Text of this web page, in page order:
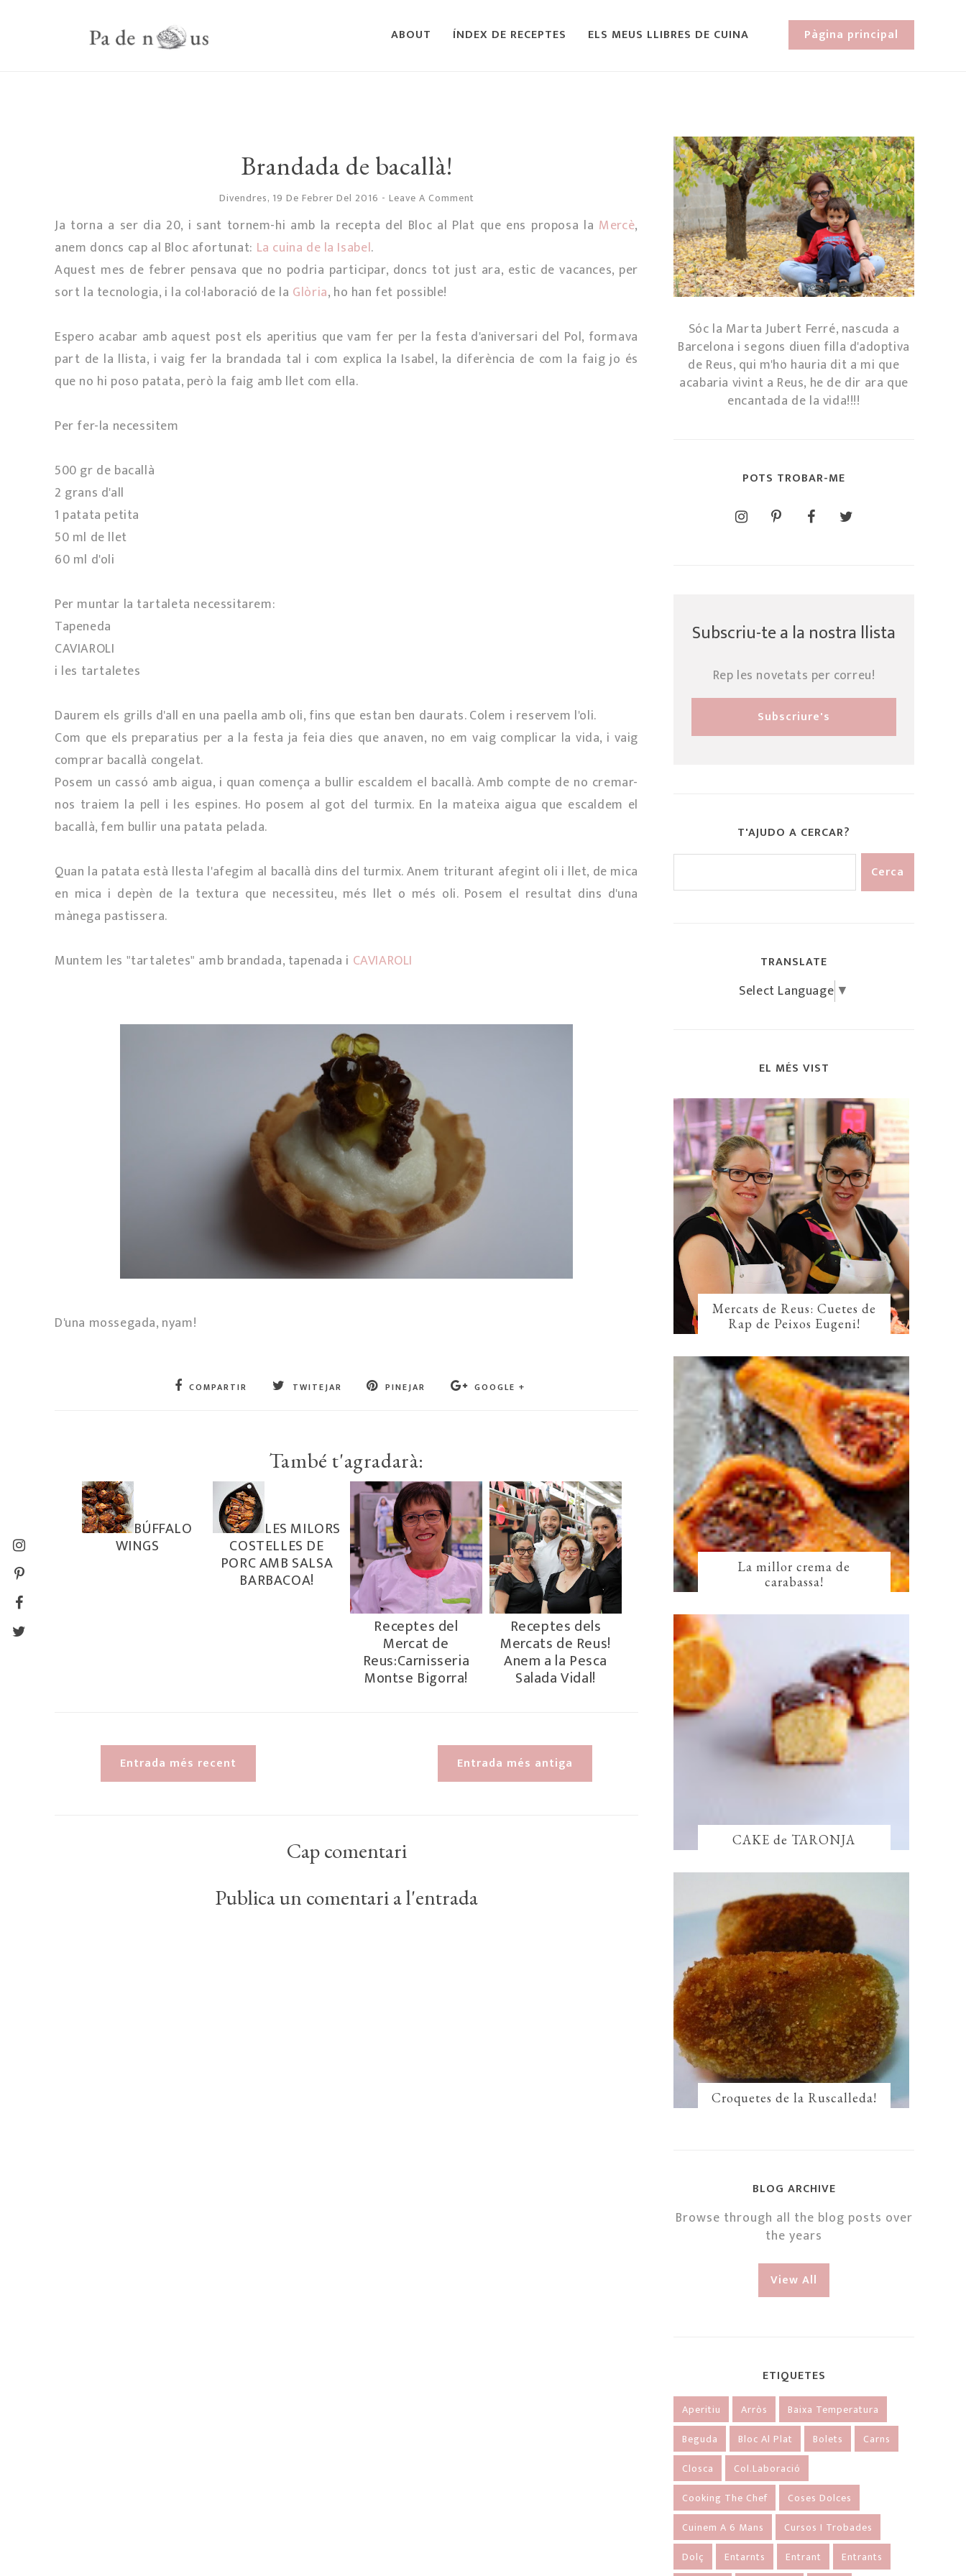
ABOUT ÍNDEX DE RECEPTES ELS MEUS LLIBRES DE CUINA Pàgina principal
Brandada de bacallà!
Divendres, 19 De Febrer Del 2016 - Leave A Comment
Ja torna a ser dia 20, i sant tornem-hi amb la recepta del Bloc al Plat que ens proposa la Mercè,
anem doncs cap al Bloc afortunat: La cuina de la Isabel.
Aquest mes de febrer pensava que no podria participar, doncs tot just ara, estic de vacances, per
sort la tecnologia, i la col·laboració de la Glòria, ho han fet possible!
Espero acabar amb aquest post els aperitius que vam fer per la festa d'aniversari del Pol, formava
part de la llista, i vaig fer la brandada tal i com explica la Isabel, la diferència de com la faig jo és
que no hi poso patata, però la faig amb llet com ella.
Per fer-la necessitem
500 gr de bacallà
2 grans d'all
1 patata petita
50 ml de llet
60 ml d'oli
Per muntar la tartaleta necessitarem:
Tapeneda
CAVIAROLI
i les tartaletes
Daurem els grills d'all en una paella amb oli, fins que estan ben daurats. Colem i reservem l'oli.
Com que els preparatius per a la festa ja feia dies que anaven, no em vaig complicar la vida, i vaig
comprar bacallà congelat.
Posem un cassó amb aigua, i quan comença a bullir escaldem el bacallà. Amb compte de no cremar-
nos traiem la pell i les espines. Ho posem al got del turmix. En la mateixa aigua que escaldem el
bacallà, fem bullir una patata pelada.
Quan la patata està llesta l'afegim al bacallà dins del turmix. Anem triturant afegint oli i llet, de mica
en mica i depèn de la textura que necessiteu, més llet o més oli. Posem el resultat dins d'una
mànega pastissera.
Muntem les "tartaletes" amb brandada, tapenada i CAVIAROLI
D'una mossegada, nyam!
COMPARTIR TWITEJAR PINEJAR GOOGLE +
També t'agradarà:
BÚFFALO
WINGS
LES MILORS
COSTELLES DE
PORC AMB SALSA
BARBACOA!
Receptes del
Mercat de
Reus:Carnisseria
Montse Bigorra!
Receptes dels
Mercats de Reus!
Anem a la Pesca
Salada Vidal!
Entrada més recent Entrada més antiga
Cap comentari
Publica un comentari a l'entrada
Sóc la Marta Jubert Ferré, nascuda a
Barcelona i segons diuen filla d'adoptiva
de Reus, qui m'ho hauria dit a mi que
acabaria vivint a Reus, he de dir ara que
encantada de la vida!!!!
POTS TROBAR-ME
Subscriu-te a la nostra llista
Rep les novetats per correu!
T'AJUDO A CERCAR?
TRANSLATE
Select Language ▼
EL MÉS VIST
Mercats de Reus: Cuetes de
Rap de Peixos Eugeni!
La millor crema de
carabassa!
CAKE de TARONJA
Croquetes de la Ruscalleda!
BLOG ARCHIVE
Browse through all the blog posts over
the years
View All
ETIQUETES
Aperitiu Arròs
Baixa Temperatura
Beguda
Bloc Al Plat Bolets
Carns
Closca
Col.laboració
Cooking The Chef
Coses Dolces
Cuinem A 6 Mans
Cursos I Trobades
Dolç
Entarnts Entrant Entrants